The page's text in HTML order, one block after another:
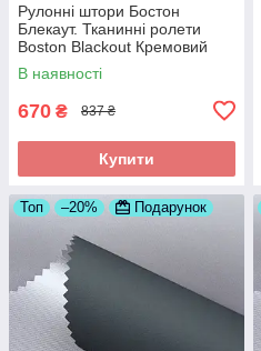
Рулонні штори Бостон
Блекаут. Тканинні ролети
Boston Blackout Кремовий
105-29, 350
В наявності
670 ₴ 837 ₴
Купити
Топ –20% Подарунок